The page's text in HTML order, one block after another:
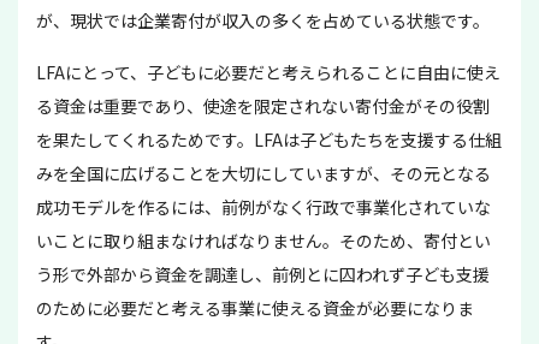
が、現状では企業寄付が収入の多くを占めている状態です。
LFAにとって、子どもに必要だと考えられることに自由に使え
る資金は重要であり、使途を限定されない寄付金がその役割
を果たしてくれるためです。LFAは子どもたちを支援する仕組
みを全国に広げることを大切にしていますが、その元となる
成功モデルを作るには、前例がなく行政で事業化されていな
いことに取り組まなければなりません。そのため、寄付とい
う形で外部から資金を調達し、前例とに囚われず子ども支援
のために必要だと考える事業に使える資金が必要になりま